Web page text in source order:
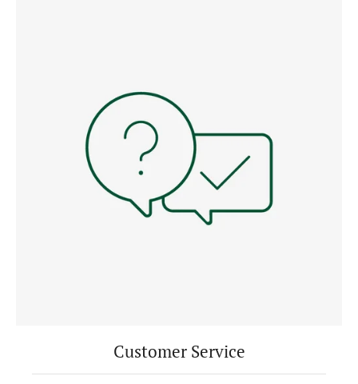
Customer Service